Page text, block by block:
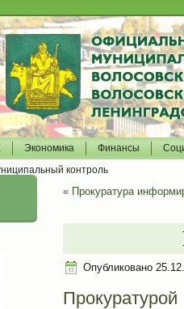
Экономика Финансы
контроль
« Прокуратура
Опубликовано